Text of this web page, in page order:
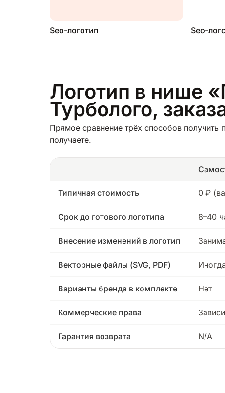
Seo-логотип Seo-
Логотип в нише
Турболого,
Прямое сравнение трёх способов получить
получаете.
Типичная стоимость 0 ₽
Срок до готового логотипа 8–40
Внесение изменений в логотип
Векторные файлы (SVG, PDF) Иногда
Варианты бренда в комплекте Нет
Коммерческие права
Гарантия возврата N/A